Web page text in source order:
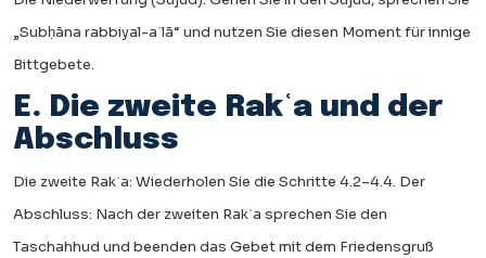
„Subḥāna rabbiyal-aʿlā“ und nutzen Sie diesen Moment für innige
Bittgebete.
E. Die zweite Rakʿa und der
Abschluss
Die zweite Rakʿa: Wiederholen Sie die Schritte 4.2–4.4. Der
Abschluss: Nach der zweiten Rakʿa sprechen Sie den
Taschahhud und beenden das Gebet mit dem Friedensgruß